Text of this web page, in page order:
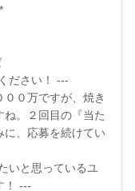
ださい！ ---
０万ですが、焼き
。２回目の『当た
に、応募を続けてい
いと思っているユ
！ ---